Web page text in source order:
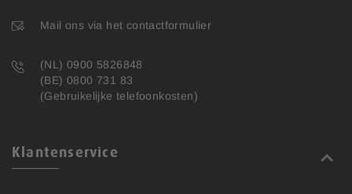
Mail ons via het contactformulier
(NL) 0900 5826848
(BE) 0800 731 83
(Gebruikelijke telefoonkosten)
Klantenservice